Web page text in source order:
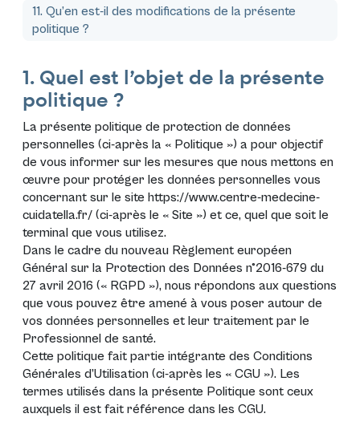
11. Qu’en est-il des modifications de la présente
politique ?
1. Quel est l’objet de la présente
politique ?
La présente politique de protection de données
personnelles (ci-après la « Politique ») a pour objectif
de vous informer sur les mesures que nous mettons en
œuvre pour protéger les données personnelles vous
concernant sur le site https://www.centre-medecine-
cuidatella.fr/ (ci-après le « Site ») et ce, quel que soit le
terminal que vous utilisez.
Dans le cadre du nouveau Règlement européen
Général sur la Protection des Données n°2016-679 du
27 avril 2016 (« RGPD »), nous répondons aux questions
que vous pouvez être amené à vous poser autour de
vos données personnelles et leur traitement par le
Professionnel de santé.
Cette politique fait partie intégrante des Conditions
Générales d’Utilisation (ci-après les « CGU »). Les
termes utilisés dans la présente Politique sont ceux
auxquels il est fait référence dans les CGU.